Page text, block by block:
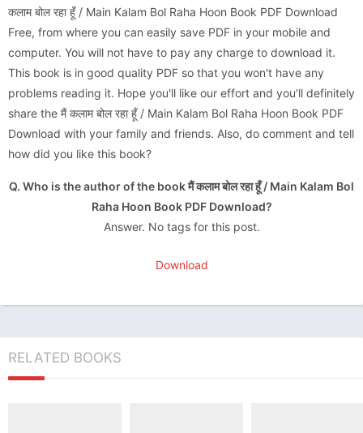
कलाम बोल रहा हूँ / Main Kalam Bol Raha Hoon Book PDF Download
Free, from where you can easily save PDF in your mobile and
computer. You will not have to pay any charge to download it.
This book is in good quality PDF so that you won't have any
problems reading it. Hope you'll like our effort and you'll definitely
share the मैं कलाम बोल रहा हूँ / Main Kalam Bol Raha Hoon Book PDF
Download with your family and friends. Also, do comment and tell
how did you like this book?
Q. Who is the author of the book मैं कलाम बोल रहा हूँ / Main Kalam Bol
Raha Hoon Book PDF Download?
Answer. No tags for this post.
Download
RELATED BOOKS